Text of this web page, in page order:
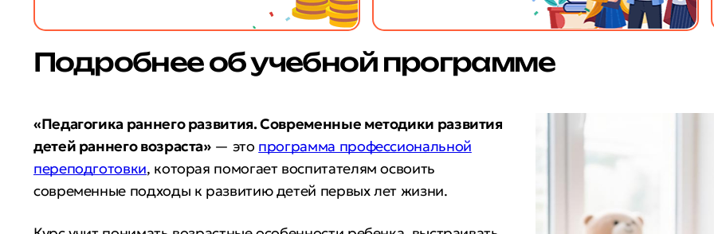
Подробнее об учебной программе
«Педагогика раннего развития. Современные методики развития
детей раннего возраста»— это программа профессиональной
переподготовки, которая помогает воспитателям освоить
современные подходы к развитию детей первых лет жизни.